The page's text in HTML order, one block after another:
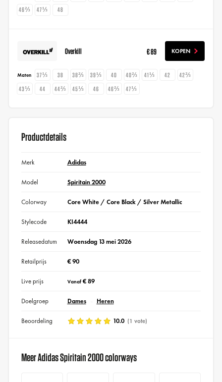
46⅔
47⅓ 48
Overkill € 89 KOPEN
Maten 37⅓ 38 38⅔ 39⅓ 40 40⅔ 41⅓ 42
42⅔
43⅓
44 44⅔ 45⅓ 46 46⅔ 47⅓
Productdetails
Merk Adidas
Model Spiritain 2000
Colorway Core White / Core Black / Silver Metallic
Stylecode KI4444
Releasedatum Woensdag 13 mei 2026
Retailprijs € 90
Live prijs Vanaf€ 89
Doelgroep Dames Heren
Beoordeling 10.0 (1 vote)
Meer Adidas Spiritain 2000 colorways